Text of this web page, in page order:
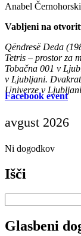
Anabel Černohorski
Vabljeni na
Qëndresë Deda
Tetris – prostor za
Tobačna 001 v
v Ljubljani. Dvakrat
Univerze v
Facebook event
avgust 2026
Ni dogodkov
Išči
Glasbeni